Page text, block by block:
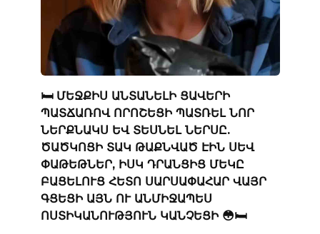
🛏️ ՄԵՋՔԻՍ ԱՆՏԱՆԵԼԻ ՑԱՎԵՐԻ
ՊԱՏՃԱՌՈՎ ՈՐՈՇԵՑԻ ՊԱՏՌԵԼ ՆՈՐ
ՆԵՐՔՆԱԿՍ ԵՎ ՏԵՍՆԵԼ ՆԵՐՍԸ.
ԾԱԾԿՈՑԻ ՏԱԿ ԹԱՔՆՎԱԾ ԷԻՆ ՍԵՎ
ՓԱԹԵԹՆԵՐ, ԻՍԿ ԴՐԱՆՑԻՑ ՄԵԿԸ
ԲԱՑԵԼՈՒՑ ՀԵՏՈ ՍԱՐՍԱՓԱՀԱՐ ՎԱՅՐ
ԳՑԵՑԻ ԱՅՆ ՈՒ ԱՆՄԻՋԱՊԵՍ
ՈՍՏԻԿԱՆՈՒԹՅՈՒՆ ԿԱՆՉԵՑԻ 😳🛏️